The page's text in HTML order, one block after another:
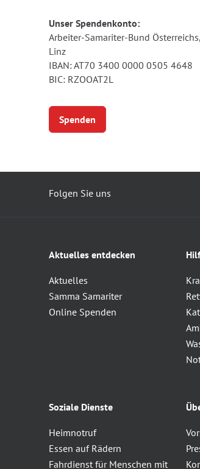
Unser Spendenkonto:
Arbeiter-Samariter-Bund
Linz
IBAN: AT70 3400 0000 0505 4648
BIC: RZOOAT2L
Spenden
Folgen Sie uns
Aktuelles entdecken
Aktuelles
Samma Samariter
Online Spenden
Soziale Dienste
Heimnotruf
Essen auf Rädern
Fahrdienst für Menschen mit